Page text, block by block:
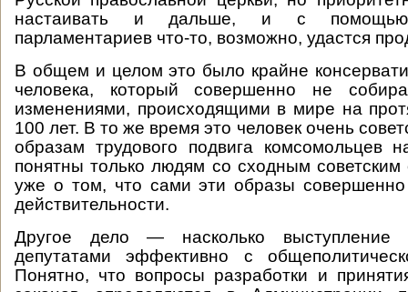
настаивать и дальше, и с помощью
парламентариев что-то, возможно, удастся
В общем и целом это было крайне
человека, который совершенно не
изменениями, происходящими в мире на
100 лет. В то же время это человек очень
образам трудового подвига
понятны только людям со сходным
уже о том, что сами эти образы совершенно
действительности.
Другое дело — насколько выступление
депутатами эффективно с
Понятно, что вопросы разработки и